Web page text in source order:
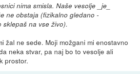
nima smisla. Naše vesolje _je_
ne obstaja (fizikalno gledano -
sklepaš na vse živo).
žal ne sede. Moji možgani mi enostavno
neka stvar, pa naj bo to vesolje ali
prostor.